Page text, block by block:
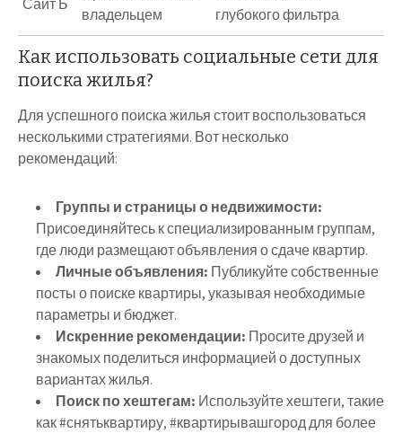
Сайт Б
владельцем
глубокого фильтра
Как использовать социальные сети для
поиска жилья?
Для успешного поиска жилья стоит воспользоваться
несколькими стратегиями. Вот несколько
рекомендаций:
Группы и страницы о недвижимости:
Присоединяйтесь к специализированным группам,
где люди размещают объявления о сдаче квартир.
Личные объявления: Публикуйте собственные
посты о поиске квартиры, указывая необходимые
параметры и бюджет.
Искренние рекомендации: Просите друзей и
знакомых поделиться информацией о доступных
вариантах жилья.
Поиск по хештегам: Используйте хештеги, такие
как #снятьквартиру, #квартирывашгород для более